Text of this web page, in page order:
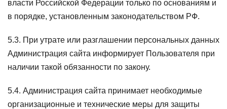
власти Российской Федерации только по основаниям и
в порядке, установленным законодательством РФ.
5.3. При утрате или разглашении персональных данных
Администрация сайта информирует Пользователя при
наличии такой обязанности по закону.
5.4. Администрация сайта принимает необходимые
организационные и технические меры для защиты